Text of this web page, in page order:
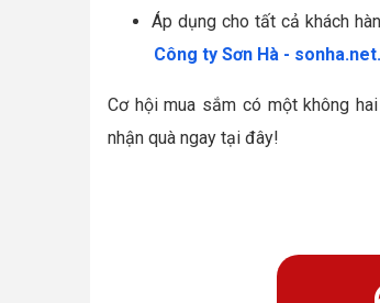
Áp dụng cho tất cả khách
Công ty Sơn Hà -
Cơ hội mua sắm có một không
nhận quà ngay tại đây!